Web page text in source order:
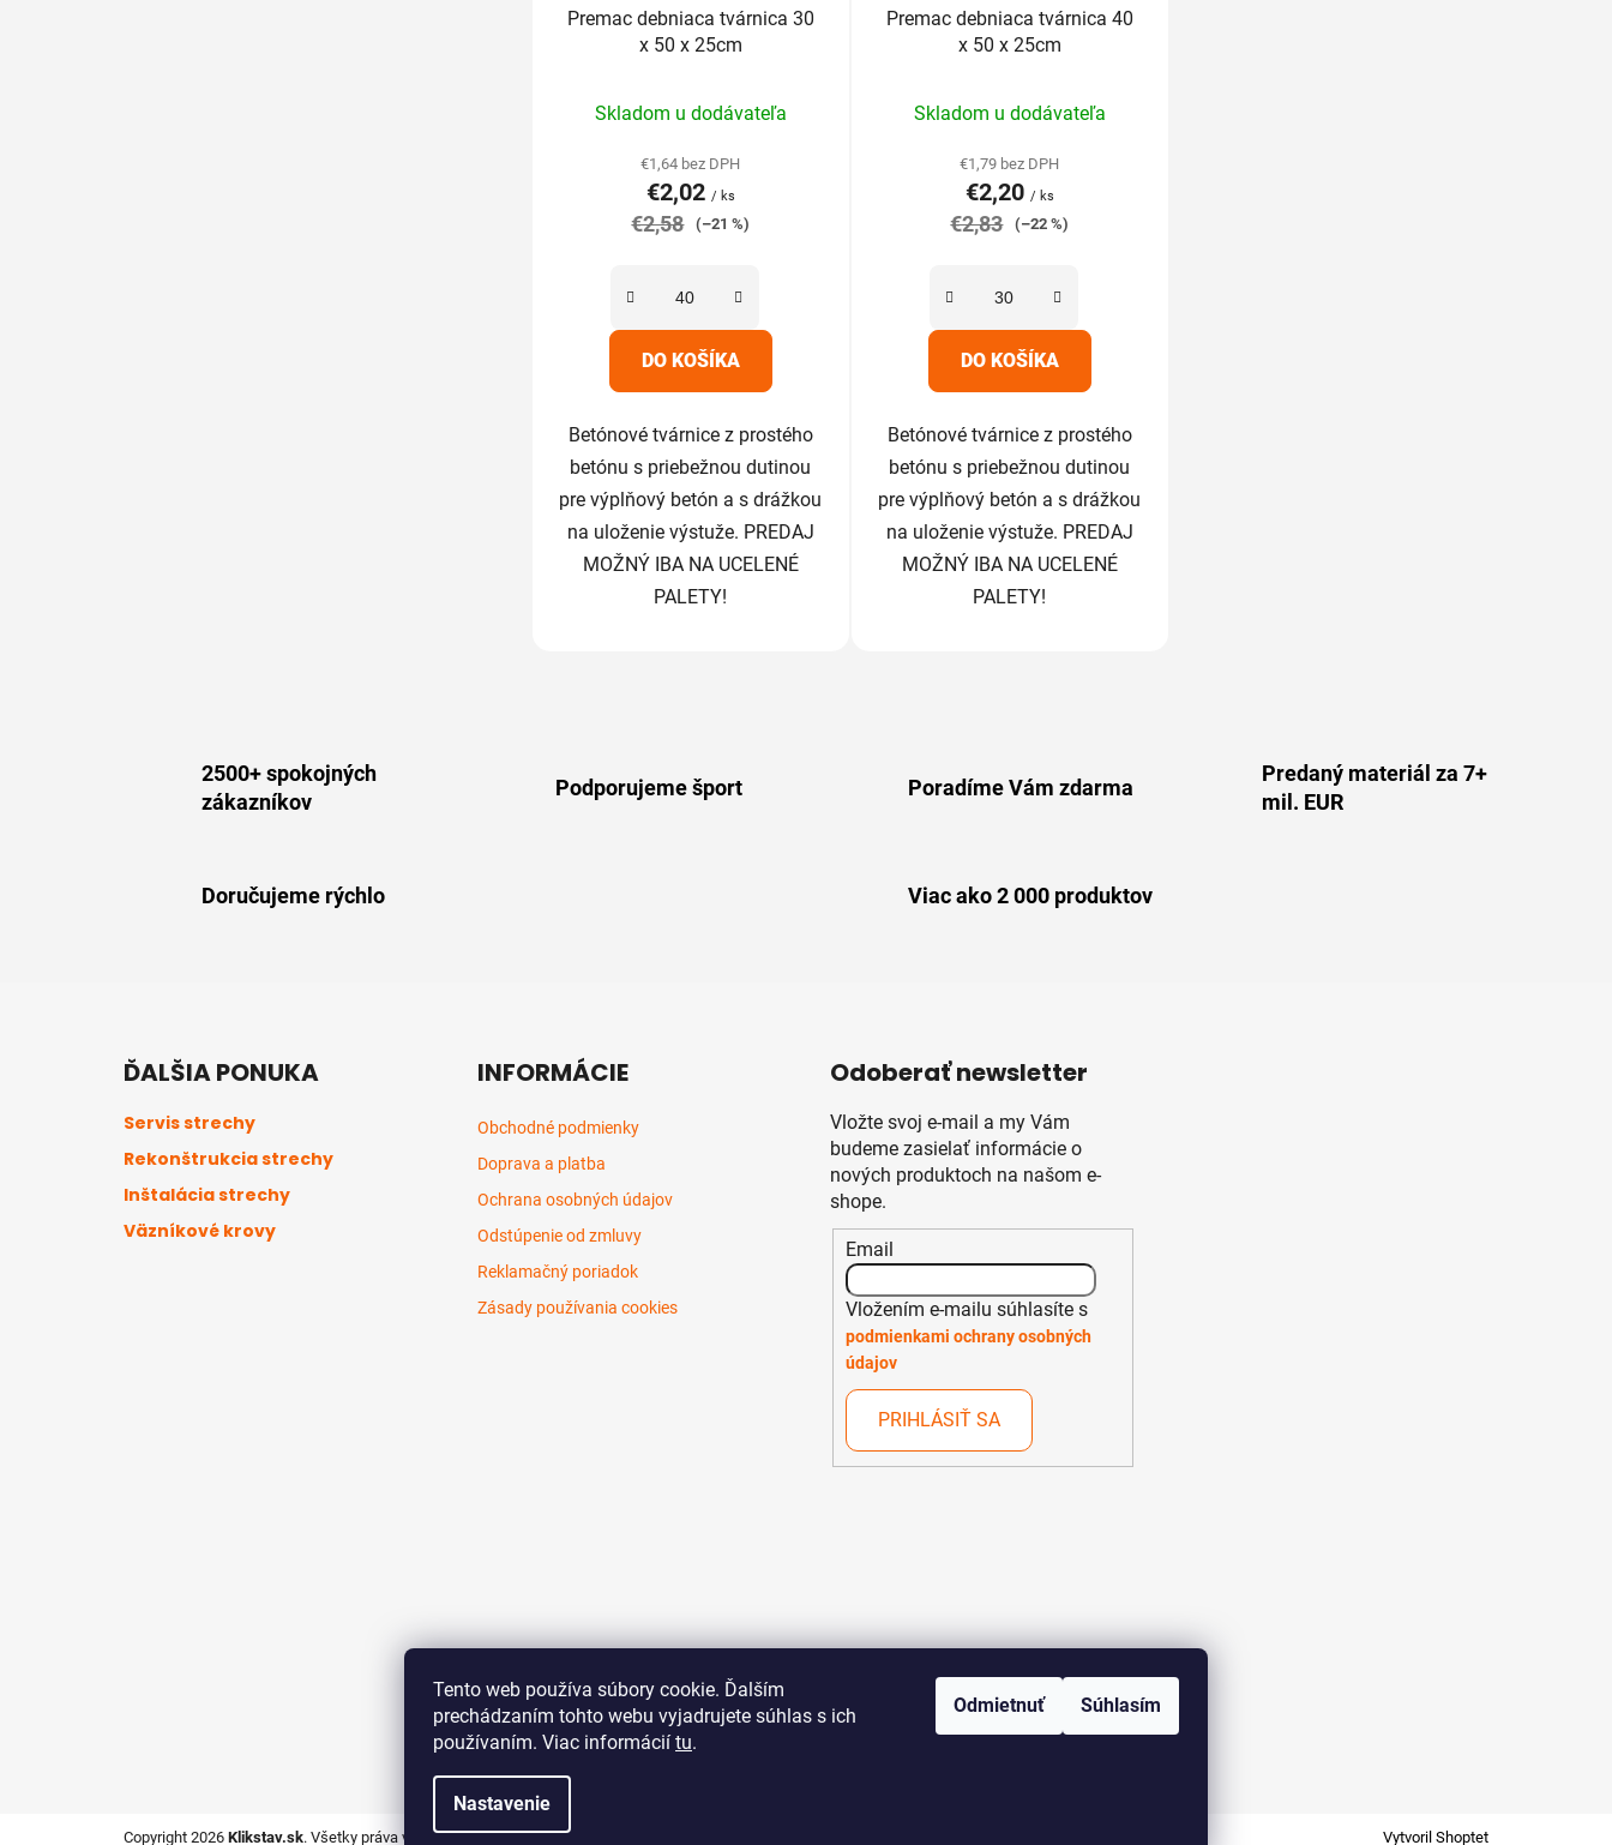
Tento web používa súbory cookie. Ďalším
prechádzaním tohto webu vyjadrujete súhlas s ich
používaním. Viac informácií tu.
Nastavenie
Odmietnuť Súhlasím
Premac debniaca tvárnica 30
x 50 x 25cm
hodnotenie
produktu
je
5,0
5
Skladom u dodávateľa
€1,64 bez DPH
€2,02 / ks
€2,58 (–21 %)
DO KOŠÍKA
Betónové tvárnice z prostého
betónu s priebežnou dutinou
pre výplňový betón a s drážkou
na uloženie výstuže. PREDAJ
MOŽNÝ IBA NA UCELENÉ
PALETY!
Premac debniaca tvárnica 40
x 50 x 25cm
hodnotenie
produktu
je
5,0
5
Skladom u dodávateľa
€1,79 bez DPH
€2,20 / ks
€2,83 (–22 %)
DO KOŠÍKA
Betónové tvárnice z prostého
betónu s priebežnou dutinou
pre výplňový betón a s drážkou
na uloženie výstuže. PREDAJ
MOŽNÝ IBA NA UCELENÉ
PALETY!
d
e
v
ý
p
i
s
u
2500+ spokojných
zákazníkov
Podporujeme šport Poradíme Vám zdarma
Predaný materiál za 7+
mil. EUR
Doručujeme rýchlo Viac ako 2 000 produktov
ĎALŠIA PONUKA
Servis strechy
Rekonštrukcia strechy
Inštalácia strechy
Väzníkové krovy
INFORMÁCIE
Obchodné podmienky
Doprava a platba
Ochrana osobných údajov
Odstúpenie od zmluvy
Reklamačný poriadok
Zásady používania cookies
Odoberať newsletter
Vložte svoj e-mail a my Vám
budeme zasielať informácie o
nových produktoch na našom e-
shope.
Email
Vložením e-mailu súhlasíte s
podmienkami ochrany osobných
údajov
PRIHLÁSIŤ SA
Vytvoril Shoptet
Copyright 2026 Klikstav.sk. Všetky práva vyhradené.